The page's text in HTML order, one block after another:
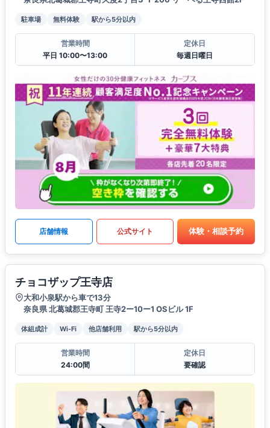
駐車場 無料体験 駅から5分以内
営業時間
平日 10:00〜13:00
定休日
毎週日曜日
店舗情報 公式サイト 体験・相談予約
チョコザップ王寺店
大和小泉駅から車で13分
奈良県 北葛城郡王寺町 王寺2ー10ー1 OSビル 1F
体組成計 Wi-Fi 他店舗利用 駅から5分以内
営業時間
24:00間
定休日
要確認